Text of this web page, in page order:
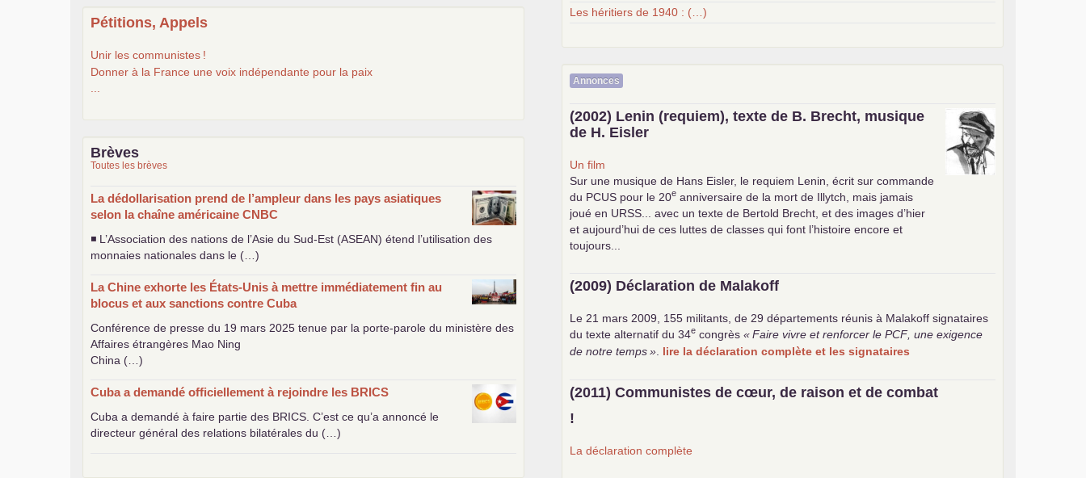
Pétitions, Appels
Unir les communistes !
Donner à la France une voix indépendante pour la paix
Brèves
Toutes les brèves
La dédollarisation prend de l’ampleur dans les pays asiatiques
selon la chaîne américaine CNBC
◾ L’Association des nations de l’Asie du Sud-Est (ASEAN) étend l’utilisation des
monnaies nationales dans le (…)
La Chine exhorte les États-Unis à mettre immédiatement fin au
blocus et aux sanctions contre Cuba
Conférence de presse du 19 mars 2025 tenue par la porte-parole du ministère des
Affaires étrangères Mao Ning
China (…)
Cuba a demandé officiellement à rejoindre les BRICS
Cuba a demandé à faire partie des BRICS . C’est ce qu’a annoncé le
directeur général des relations bilatérales du (…)
Les héritiers de 1940 : (…)
Annonces
(2002) Lenin (requiem), texte de B. Brecht, musique
de H. Eisler
Un film
Sur une musique de Hans Eisler, le requiem Lenin, écrit sur commande
du PCUS pour le 20e anniversaire de la mort de Illytch, mais jamais
joué en URSS ... avec un texte de Bertold Brecht, et des images d’hier
et aujourd’hui de ces luttes de classes qui font l’histoire encore et
toujours...
(2009) Déclaration de Malakoff
Le 21 mars 2009, 155 militants, de 29 départements réunis à Malakoff signataires
du texte alternatif du 34e congrès « Faire vivre et renforcer lePCF , une exigence
de notre temps » lire la déclaration complète et les signataires
(2011) Communistes de cœur, de raison et de combat
!
La déclaration complète